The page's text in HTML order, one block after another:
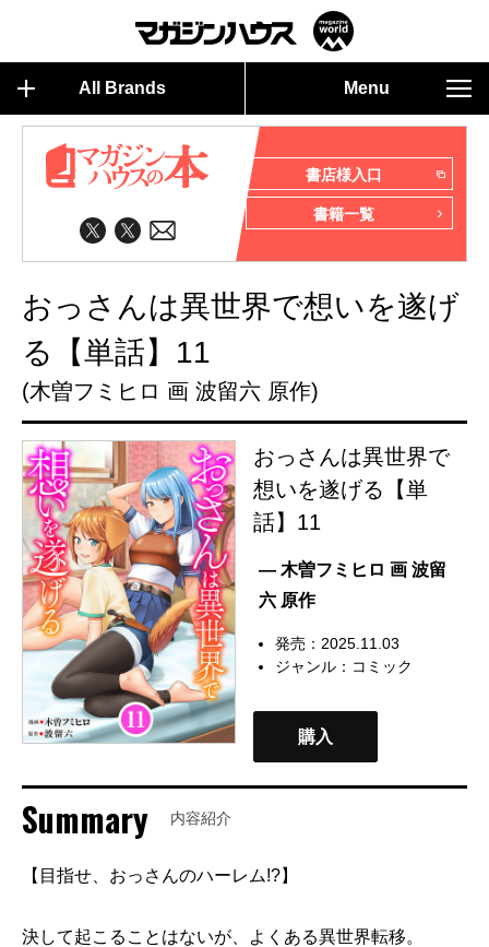
All Brands Menu
書店様入口
書籍一覧
おっさんは異世界で想いを遂げ
る【単話】11
(木曽フミヒロ 画 波留六 原作)
おっさんは異世界で
想いを遂げる【単
話】11
— 木曽フミヒロ 画 波留
六 原作
発売：2025.11.03
ジャンル： コミック
購入
Summary 内容紹介
【目指せ、おっさんのハーレム!?】
決して起こることはないが、よくある異世界転移。